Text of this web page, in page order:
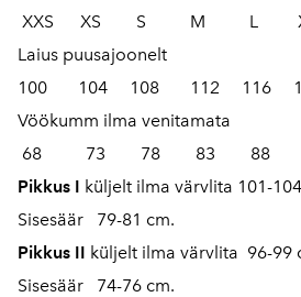
XXS XS S M L
Laius puusajoonelt
100 104 108 112 116
Vöökumm ilma venitamata
68 73 78 83 88
Pikkus I küljelt ilma värvlita 101-
Sisesäär 79-81 cm.
Pikkus II küljelt ilma värvlita 96-99
Sisesäär 74-76 cm.